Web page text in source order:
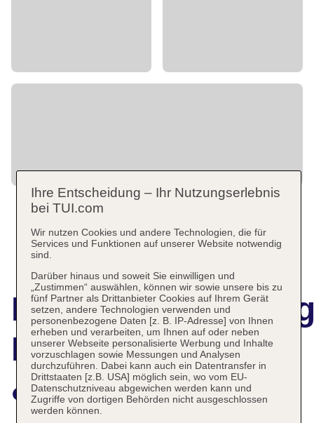
Le Suffren Hotel
& Marina
Ihre Entscheidung – Ihr Nutzungserlebnis
bei TUI.com
Wir nutzen Cookies und andere Technologien, die für
Services und Funktionen auf unserer Website notwendig
sind.
Darüber hinaus und soweit Sie einwilligen und
„Zustimmen“ auswählen, können wir sowie unsere bis zu
fünf Partner als Drittanbieter Cookies auf Ihrem Gerät
setzen, andere Technologien verwenden und
personenbezogene Daten [z. B. IP-Adresse] von Ihnen
erheben und verarbeiten, um Ihnen auf oder neben
unserer Webseite personalisierte Werbung und Inhalte
vorzuschlagen sowie Messungen und Analysen
durchzuführen. Dabei kann auch ein Datentransfer in
Drittstaaten [z.B. USA] möglich sein, wo vom EU-
Datenschutzniveau abgewichen werden kann und
Zugriffe von dortigen Behörden nicht ausgeschlossen
werden können.